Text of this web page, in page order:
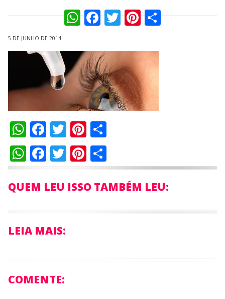
WhatsApp
Facebook
TwitterPinterest
5 DE JUNHO DE 2014
WhatsApp
Facebook
Twitter
Pinterest
Compartilhar
WhatsApp
Facebook
Twitter
Pinterest
Compartilhar
QUEM LEU ISSO TAMBÉM LEU:
LEIA MAIS:
COMENTE: